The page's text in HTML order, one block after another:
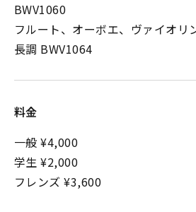
BWV1060
フルート、オーボエ、ヴァイオリ
長調 BWV1064
料金
一般 ¥4,000
学生 ¥2,000
フレンズ ¥3,600